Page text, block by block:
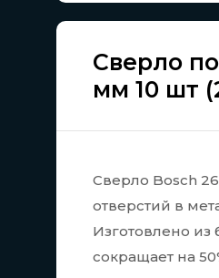
Сверло
мм 10 шт
Сверло Bosch
отверстий в
Изготовлено из
сокращает на